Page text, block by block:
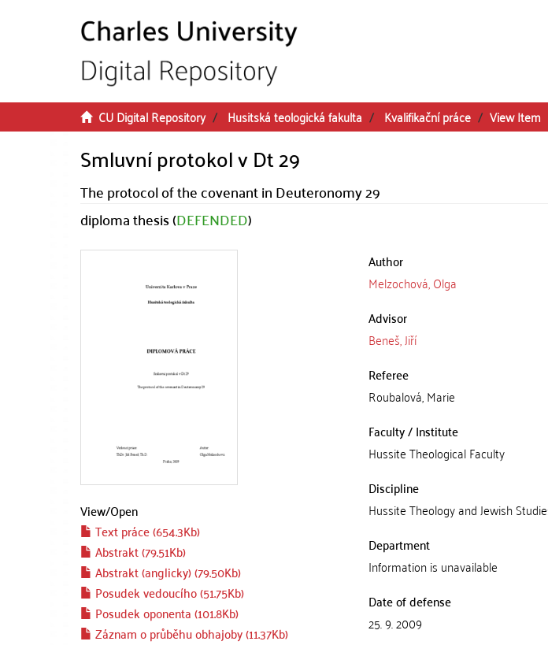
CU Digital Repository Husitská teologická fakulta Kvalifikační práce View Item
Smluvní protokol v Dt 29
The protocol of the covenant in Deuteronomy 29
diploma thesis (DEFENDED)
View/Open
Text práce (654.3Kb)
Abstrakt (79.51Kb)
Abstrakt (anglicky) (79.50Kb)
Posudek vedoucího (51.75Kb)
Posudek oponenta (101.8Kb)
Záznam o průběhu obhajoby (11.37Kb)
Author
Melzochová, Olga
Advisor
Beneš, Jiří
Referee
Roubalová, Marie
Faculty / Institute
Hussite Theological Faculty
Discipline
Hussite Theology and Jewish
Department
Information is unavailable
Date of defense
25. 9. 2009